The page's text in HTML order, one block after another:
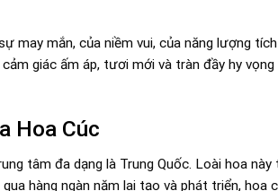
may mắn, của niềm vui, của năng lượng
giác ấm áp, tươi mới và tràn đầy hy
Hoa Cúc
tâm đa dạng là Trung Quốc. Loài hoa này
hàng ngàn năm lai tạo và phát triển, hoa